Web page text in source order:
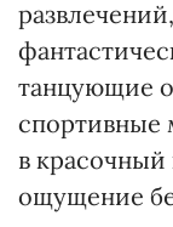
танцующие
спортивные
в
ощущение